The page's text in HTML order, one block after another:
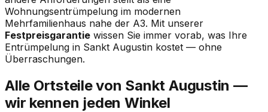
Wohnungsentrümpelung im modernen
Mehrfamilienhaus nahe der A3. Mit unserer
Festpreisgarantie wissen Sie immer vorab, was Ihre
Entrümpelung in Sankt Augustin kostet — ohne
Überraschungen.
Alle Ortsteile von Sankt Augustin —
wir kennen jeden Winkel